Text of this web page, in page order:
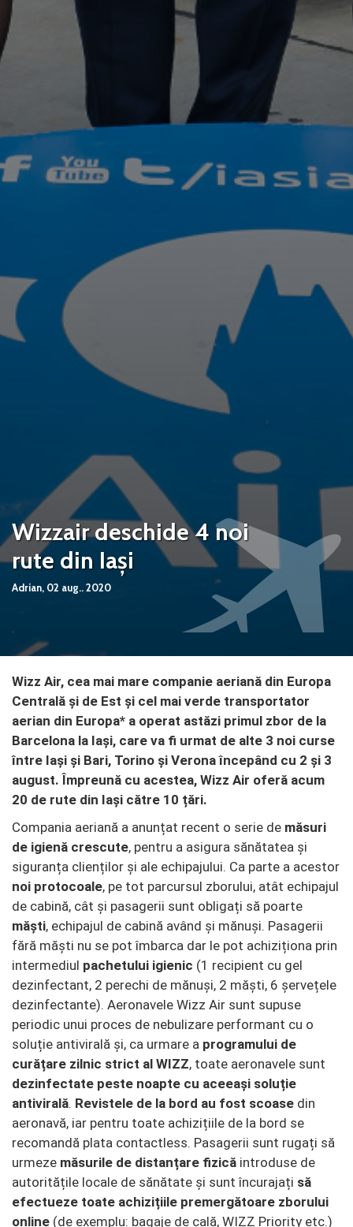
Wizzair deschide 4 noi
rute din Iași
Adrian, 02 aug.. 2020
Wizz Air, cea mai mare companie aeriană din Europa
Centrală și de Est și cel mai verde transportator
aerian din Europa* a operat astăzi primul zbor de la
Barcelona la Iași, care va fi urmat de alte 3 noi curse
între Iași și Bari, Torino și Verona începând cu 2 și 3
august. Împreună cu acestea, Wizz Air oferă acum
20 de rute din Iași către 10 țări.
Compania aeriană a anunțat recent o serie de măsuri
de igienă crescute, pentru a asigura sănătatea și
siguranța clienților și ale echipajului. Ca parte a acestor
noi protocoale, pe tot parcursul zborului, atât echipajul
de cabină, cât și pasagerii sunt obligați să poarte
măști, echipajul de cabină având și mănuși. Pasagerii
fără măști nu se pot îmbarca dar le pot achiziționa prin
intermediul pachetului igienic (1 recipient cu gel
dezinfectant, 2 perechi de mănuși, 2 măști, 6 șervețele
dezinfectante). Aeronavele Wizz Air sunt supuse
periodic unui proces de nebulizare performant cu o
soluție antivirală și, ca urmare a programului de
curățare zilnic strict al WIZZ, toate aeronavele sunt
dezinfectate peste noapte cu aceeași soluție
antivirală. Revistele de la bord au fost scoase din
aeronavă, iar pentru toate achizițiile de la bord se
recomandă plata contactless. Pasagerii sunt rugați să
urmeze măsurile de distanțare fizică introduse de
autoritățile locale de sănătate și sunt încurajați să
efectueze toate achizițiile premergătoare zborului
online (de exemplu: bagaje de cală, WIZZ Priority etc.)